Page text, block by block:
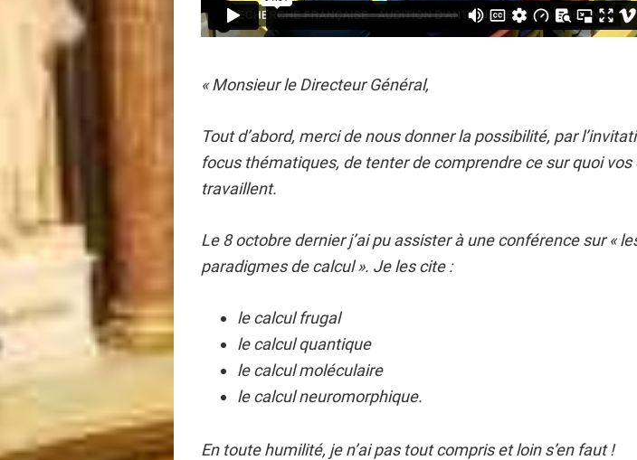
« Monsieur le Directeur Général,
Tout d’abord, merci de nous donner la possibilité, par
focus thématiques, de tenter de comprendre ce sur quoi vos
travaillent.
Le 8 octobre dernier j’ai pu assister à une conférence sur «
paradigmes de calcul ». Je les cite :
le calcul frugal
le calcul quantique
le calcul moléculaire
le calcul neuromorphique.
En toute humilité, je n’ai pas tout compris et loin s’en faut !